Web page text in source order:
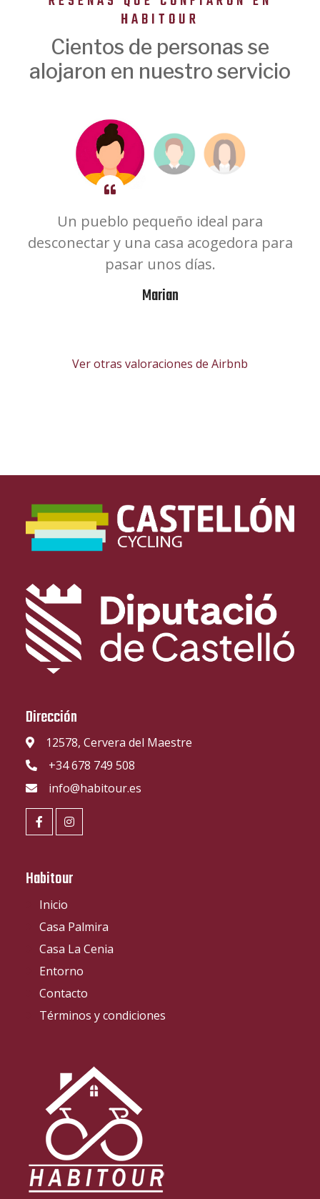
HABITOUR
Cientos de personas se
alojaron en nuestro servicio
Un pueblo pequeño ideal para
desconectar y una casa acogedora para
pasar unos días.
Marian
Ver otras valoraciones de Airbnb
Dirección
12578, Cervera del Maestre
+34 678 749 508
info@habitour.es
Habitour
Inicio
Casa Palmira
Casa La Cenia
Entorno
Contacto
Términos y condiciones